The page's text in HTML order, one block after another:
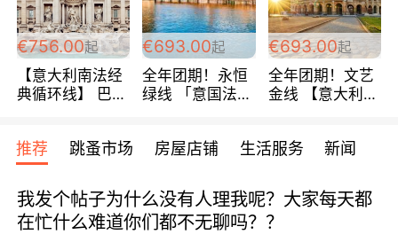
€756.00起
【意大利南法经
典循环线】 巴黎
宾馆 108欧/天起
全程756欧/位
€693.00起
全年团期！永恒
绿线 「意国法
欧/天起 ~包拼房
€693.00起
全年团期！文艺
金线 【意大利一
每周铁发！
推荐 跳蚤市场 房屋店铺 生活服务 新闻
我发个帖子为什么没有人理我呢？大家每天都
在忙什么难道你们都不无聊吗？？